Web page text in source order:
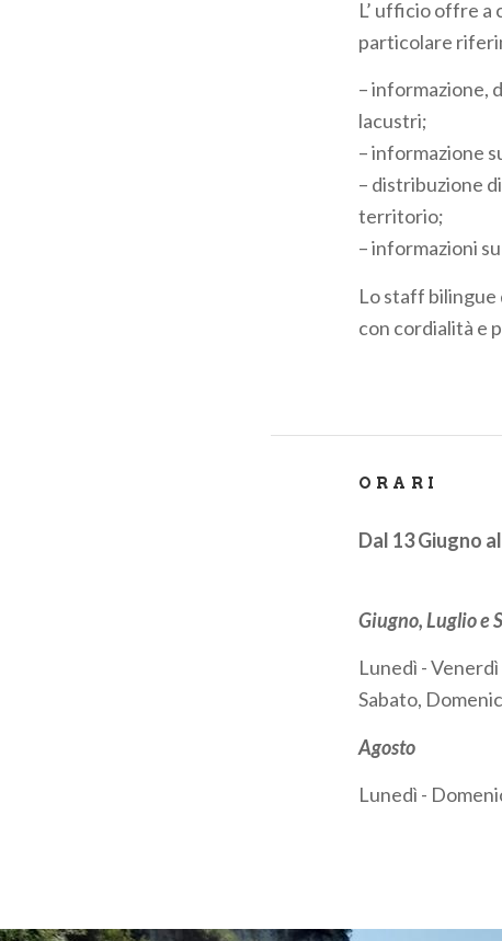
L’ ufficio offre
particolare
– informazione,
lacustri;
– informazione
– distribuzione
territorio;
– informazioni
Lo staff bilingue
con cordialità e
ORARI
Dal 13 Giugno
Giugno, Luglio e
Lunedì -
Sabato,
Agosto
Lunedì -